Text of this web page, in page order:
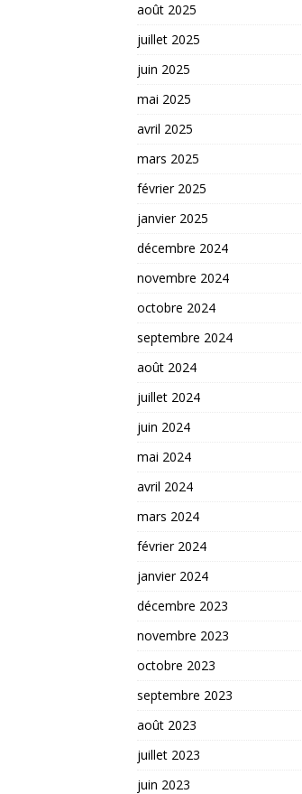
août 2025
juillet 2025
juin 2025
mai 2025
avril 2025
mars 2025
février 2025
janvier 2025
décembre 2024
novembre 2024
octobre 2024
septembre 2024
août 2024
juillet 2024
juin 2024
mai 2024
avril 2024
mars 2024
février 2024
janvier 2024
décembre 2023
novembre 2023
octobre 2023
septembre 2023
août 2023
juillet 2023
juin 2023